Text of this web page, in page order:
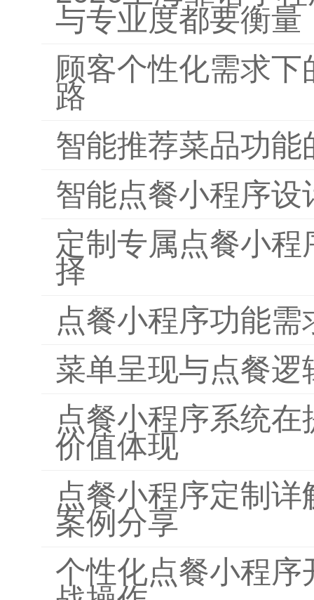
与专业度都要衡量
顾客个性化需求
路
智能推荐菜品功
智能点餐小程序设
定制专属点餐小
择
点餐小程序功能
菜单呈现与点餐
点餐小程序系统
价值体现
点餐小程序定制
案例分享
个性化点餐小程